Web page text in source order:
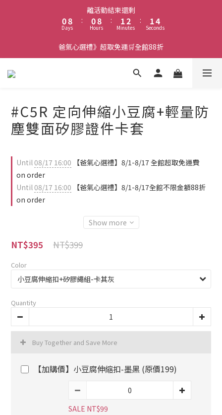
離活動結束還剩
08
7
6
5
0
Days
:
1
0
9
8
7
6
5
0
Hours
:
2
1
0
3
2
1
0
Minutes
:
1
0
4
3
2
1
Seconds
爸氣心選禮》超取免運🛒全館88折
#C5R 定向伸縮小豆腐+輕量防
塵雙面矽膠證件卡套
Until08/17 16:00 【爸氣心選禮】8/1-8/17 全館超取免運費
on order
Until08/17 16:00 【爸氣心選禮】8/1-8/17全館不限金額88折
on order
Show more
NT$399
NT$395
Color
Quantity
Buy Together and Save More
【加購價】小豆腐伸縮扣-墨黑 (原價199)
SALE NT$99